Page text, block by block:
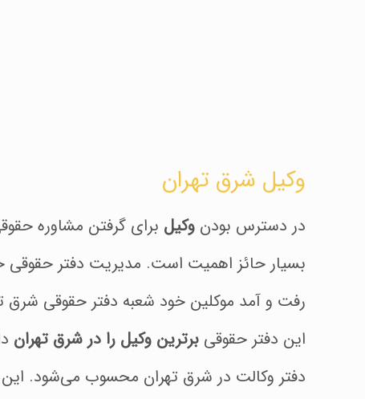
وکیل شرق تهران
در دسترس بودنوکیل برای گرفتن مشاوره
بسیار حائز اهمیت است. مدیریت دفتر حقوقی
رفت و آمد موکلین خود شعبه دفتر حقوقی شرق
این دفتر حقوقی برترین وکیل‌ را در شرق تهران
دفتر وکالت در شرق تهران محسوب می‌شود.